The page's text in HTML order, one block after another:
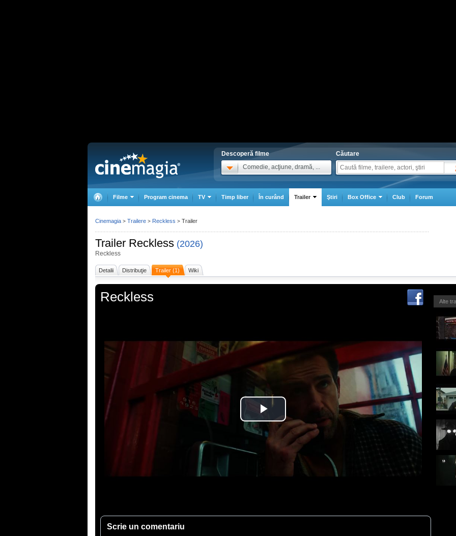
Descoperă filme
Comedie, acţiune, dramă, ...
Căutare
Filme Program cinema TV Timp liber În curând Trailer Ştiri Box Office Club Forum
Trailer Reckless (2026)
Reckless
Detalii Distribuţie Trailer (1) Wiki
Reckless
Scrie un comentariu
Alte
Cinemagia > Trailere > Reckless > Trailer